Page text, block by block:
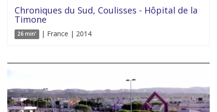
Chroniques du Sud, Coulisses - Hôpital de la
Timone
26 min' | France | 2014